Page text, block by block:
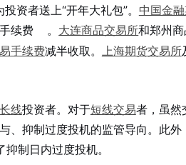
资者送上“开年大礼包”。 中国金
续费 。 大连商品交易所和郑州
手续费减半收取。 上海期货交易所
长线投资者。对于短线交易者，虽然
、抑制过度投机的监管导向。此
制日内过度投机。